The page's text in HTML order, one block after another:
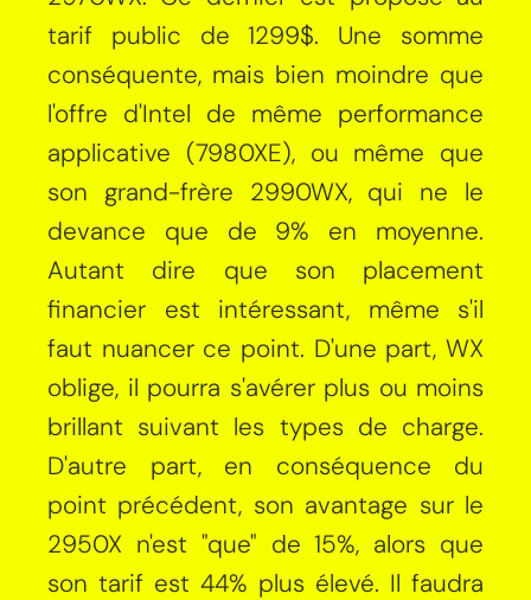
tarif public de 1299$. Une somme
conséquente, mais bien moindre que
l'offre d'Intel de même performance
applicative (7980XE), ou même que
son grand-frère 2990WX, qui ne le
devance que de 9% en moyenne.
Autant dire que son placement
financier est intéressant, même s'il
faut nuancer ce point. D'une part, WX
oblige, il pourra s'avérer plus ou moins
brillant suivant les types de charge.
D'autre part, en conséquence du
point précédent, son avantage sur le
2950X n'est "que" de 15%, alors que
son tarif est 44% plus élevé. Il faudra